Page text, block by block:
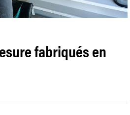
fabriqués en